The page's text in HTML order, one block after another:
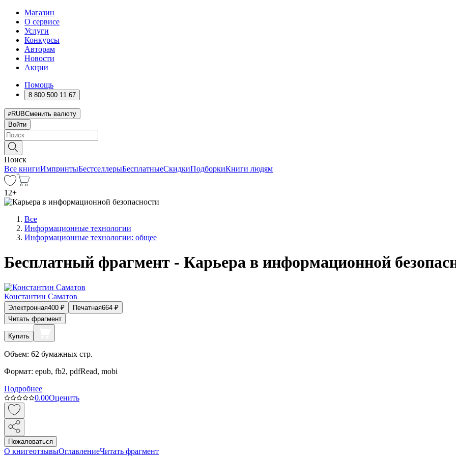
Магазин
О сервисе
Услуги
Конкурсы
Авторам
Новости
Акции
Помощь
8 800 500 11 67
RUBСменить валюту
Войти
Поиск
Все книгиИмпринтыБестселлерыБесплатныеСкидкиПодборкиКниги людям
12+
Все
Информационные технологии
Информационные технологии: общее
Бесплатный фрагмент - Карьера в информационной
Константин Саматов
Электронная400 ₽ Печатная664 ₽
Читать фрагмент
Купить
Объем: 62 бумажных стр.
Формат: epub, fb2, pdfRead, mobi
Подробнее
0.00Оценить
Пожаловаться
О книгеотзывыОглавлениеЧитать фрагмент